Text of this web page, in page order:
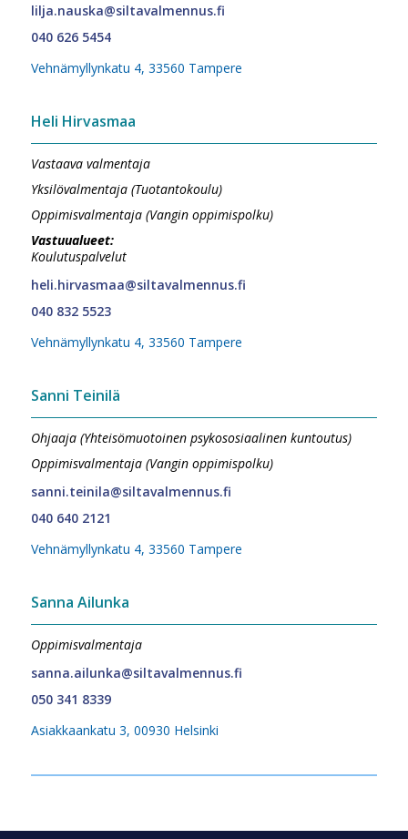
lilja.nauska@siltavalmennus.fi
040 626 5454
Vehnämyllynkatu 4, 33560 Tampere
Heli Hirvasmaa
Vastaava valmentaja
Yksilövalmentaja (Tuotantokoulu)
Oppimisvalmentaja (Vangin oppimispolku)
Vastuualueet:
Koulutuspalvelut
heli.hirvasmaa@siltavalmennus.fi
040 832 5523
Vehnämyllynkatu 4, 33560 Tampere
Sanni Teinilä
Ohjaaja (Yhteisömuotoinen psykososiaalinen kuntoutus)
Oppimisvalmentaja (Vangin oppimispolku)
sanni.teinila@siltavalmennus.fi
040 640 2121
Vehnämyllynkatu 4, 33560 Tampere
Sanna Ailunka
Oppimisvalmentaja
sanna.ailunka@siltavalmennus.fi
050 341 8339
Asiakkaankatu 3, 00930 Helsinki